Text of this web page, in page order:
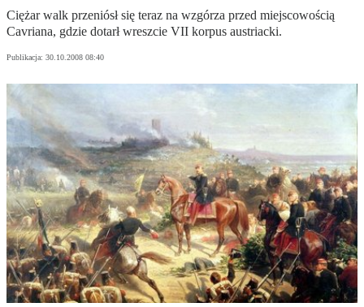
Ciężar walk przeniósł się teraz na wzgórza przed miejscowością
Cavriana, gdzie dotarł wreszcie VII korpus austriacki.
Publikacja: 30.10.2008 08:40